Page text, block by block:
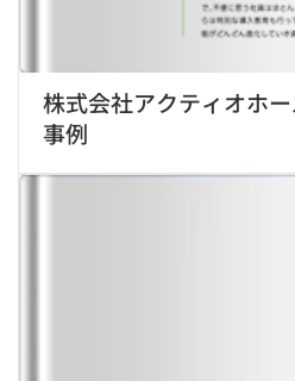
株式会社アクティオホ
事例